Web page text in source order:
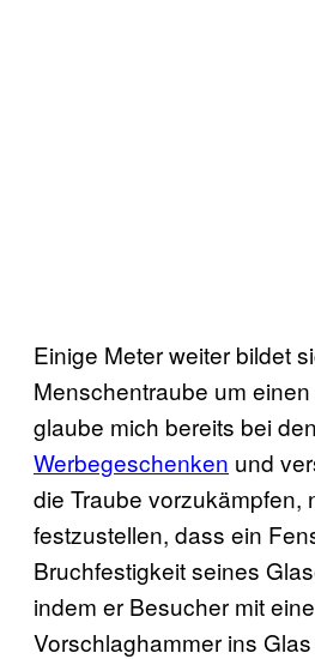
Einige Meter weiter bildet
Menschentraube um
glaube mich bereits bei den
Werbegeschenken und
die Traube vorzukämpfen,
festzustellen, dass ein
Bruchfestigkeit seines
indem er Besucher mit
Vorschlaghammer ins